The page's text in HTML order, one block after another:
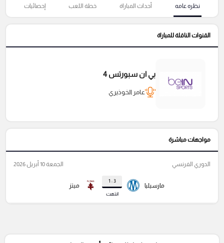
نظره عامه أحداث المباراة خطة اللعب إحصائيات
القنوات الناقلة للمباراة
بي ان سبورتس 4
عامر الخوذيري
مواجهات مباشرة
مارسيليا
3 : 1
انتهت
ميتز
الدوري الفرنسي الجمعة 10 أبريل 2026